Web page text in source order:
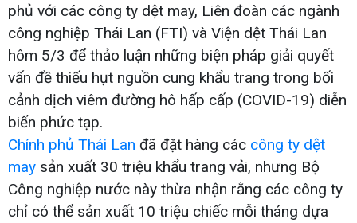
phủ với các công ty dệt may, Liên đoàn các ngành
công nghiệp Thái Lan (FTI) và Viện dệt Thái Lan
hôm 5/3 để thảo luận những biện pháp giải quyết
vấn đề thiếu hụt nguồn cung khẩu trang trong bối
cảnh dịch viêm đường hô hấp cấp (COVID-19) diễn
biến phức tạp.
Chính phủ Thái Lan đã đặt hàng các công ty dệt
may sản xuất 30 triệu khẩu trang vải, nhưng Bộ
Công nghiệp nước này thừa nhận rằng các công ty
chỉ có thể sản xuất 10 triệu chiếc mỗi tháng dựa